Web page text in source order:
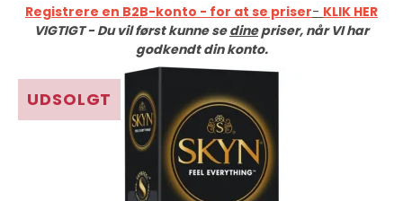
Registrere en B2B-konto - for at se priser- KLIK HER
VIGTIGT - Du vil først kunne sedinepriser, når VI har
godkendt din konto.
UDSOLGT